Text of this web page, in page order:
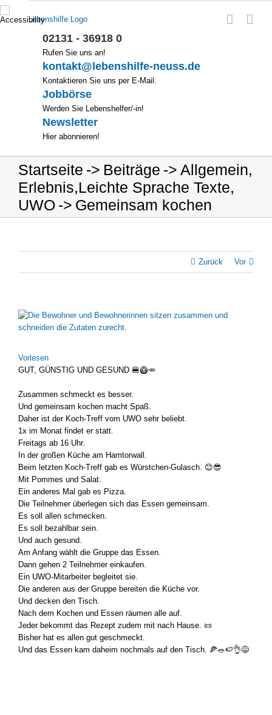
Zum
Inhalt
02131 - 36918 0
Rufen Sie uns an!
kontakt@lebenshilfe-neuss.de
Kontaktieren Sie uns per E-Mail.
Jobbörse
Werden Sie Lebenshelfer/-in!
Newsletter
Hier abonnieren!
Startseite Beiträge Allgemein,
Erlebnis,Leichte Sprache Texte,
UWO
Gemeinsam kochen
Zurück Vor
Zeige
grösseres
Vor­le­sen
GUT, GÜNS­TIG UND GESUND 🍔🥝🥕
Zusam­men schmeckt es bes­ser.
Und gemein­sam kochen macht Spaß.
Daher ist der Koch-Treff vom UWO sehr beliebt.
1x im Monat fin­det er statt.
Frei­tags ab 16 Uhr.
In der gro­ßen Küche am Ham­tor­wall.
Beim letz­ten Koch-Treff gab es Würstchen-Gulasch. 😊😎
Mit Pom­mes und Salat.
Ein ande­res Mal gab es Piz­za.
Die Teil­neh­mer über­le­gen sich das Essen gemein­sam.
Es soll allen schme­cken.
Es soll bezahl­bar sein.
Und auch gesund.
Am Anfang wählt die Grup­pe das Essen.
Dann gehen 2 Teil­neh­mer ein­kau­fen.
Ein UWO-Mitarbeiter beglei­tet sie.
Die ande­ren aus der Grup­pe berei­ten die Küche vor.
Und decken den Tisch.
Nach dem Kochen und Essen räu­men alle auf.
Jeder bekommt das Rezept zudem mit nach Hau­se. 📜
Bis­her hat es allen gut geschmeckt.
Und das Essen kam daheim noch­mals auf den Tisch. 🍕🥗🍉👌😅